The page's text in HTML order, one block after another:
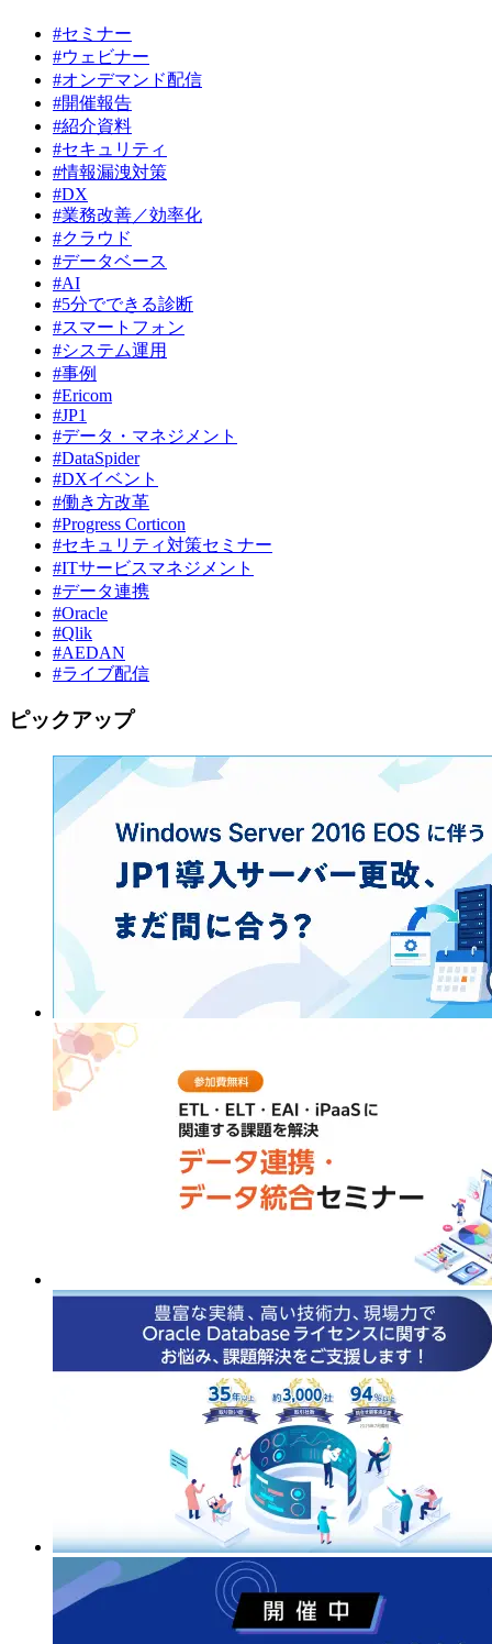
#セミナー
#ウェビナー
#オンデマンド配信
#開催報告
#紹介資料
#セキュリティ
#情報漏洩対策
#DX
#業務改善／効率化
#クラウド
#データベース
#AI
#5分でできる診断
#スマートフォン
#システム運用
#事例
#Ericom
#JP1
#データ・マネジメント
#DataSpider
#DXイベント
#働き方改革
#Progress Corticon
#セキュリティ対策セミナー
#ITサービスマネジメント
#データ連携
#Oracle
#Qlik
#AEDAN
#ライブ配信
ピックアップ